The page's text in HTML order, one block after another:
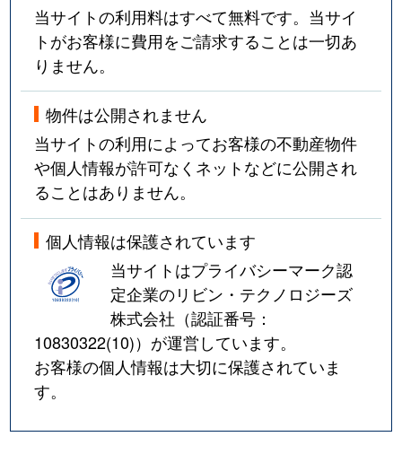
当サイトの利用料はすべて無料です。当サイ
トがお客様に費用をご請求することは一切あ
りません。
物件は公開されません
当サイトの利用によってお客様の不動産物件
や個人情報が許可なくネットなどに公開され
ることはありません。
個人情報は保護されています
当サイトはプライバシーマーク認
定企業のリビン・テクノロジーズ
株式会社（認証番号：
10830322(10)）が運営しています。
お客様の個人情報は大切に保護されていま
す。